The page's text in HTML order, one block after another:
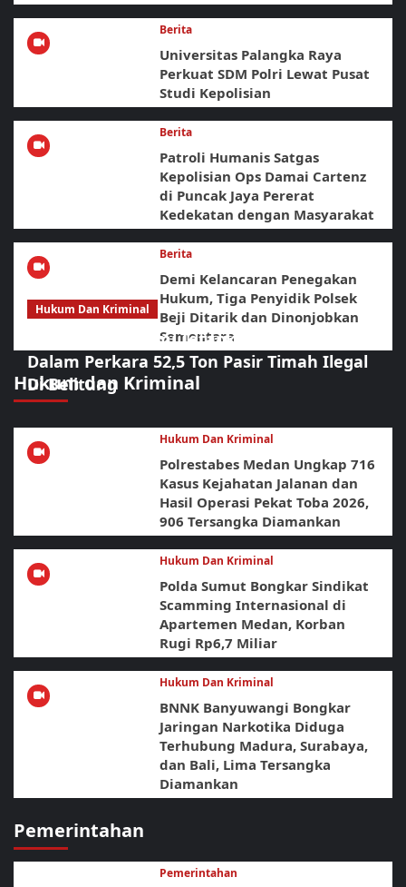
Berita
Universitas Palangka Raya
Perkuat SDM Polri Lewat Pusat
Studi Kepolisian
Berita
Patroli Humanis Satgas
Kepolisian Ops Damai Cartenz
di Puncak Jaya Pererat
Kedekatan dengan Masyarakat
Berita
Demi Kelancaran Penegakan
Hukum, Tiga Penyidik Polsek
Beji Ditarik dan Dinonjobkan
Sementara
Hukum dan Kriminal
Hukum Dan Kriminal
Polda Babel Resmi Tetapkan 4 Tersangka
Dalam Perkara 52,5 Ton Pasir Timah Ilegal
Di Belitung
Hukum Dan Kriminal
Polrestabes Medan Ungkap 716
Kasus Kejahatan Jalanan dan
Hasil Operasi Pekat Toba 2026,
906 Tersangka Diamankan
Hukum Dan Kriminal
Polda Sumut Bongkar Sindikat
Scamming Internasional di
Apartemen Medan, Korban
Rugi Rp6,7 Miliar
Hukum Dan Kriminal
BNNK Banyuwangi Bongkar
Jaringan Narkotika Diduga
Terhubung Madura, Surabaya,
dan Bali, Lima Tersangka
Diamankan
Pemerintahan
Pemerintahan